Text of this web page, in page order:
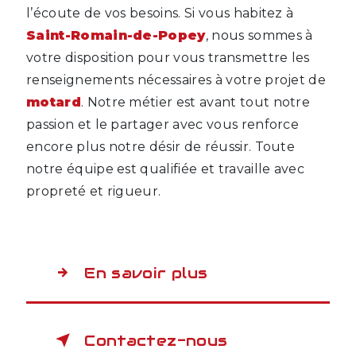
l’écoute de vos besoins. Si vous habitez à
Saint-Romain-de-Popey, nous sommes à
votre disposition pour vous transmettre les
renseignements nécessaires à votre projet de
motard . Notre métier est avant tout notre
passion et le partager avec vous renforce
encore plus notre désir de réussir. Toute
notre équipe est qualifiée et travaille avec
propreté et rigueur.
En savoir plus
Contactez-nous